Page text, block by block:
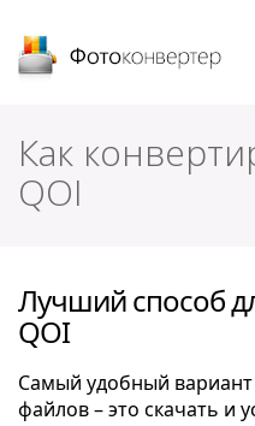
Как
QOI
Лучший способ
QOI
Самый удобный вариант
файлов – это скачать и